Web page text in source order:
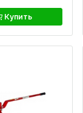
Купить